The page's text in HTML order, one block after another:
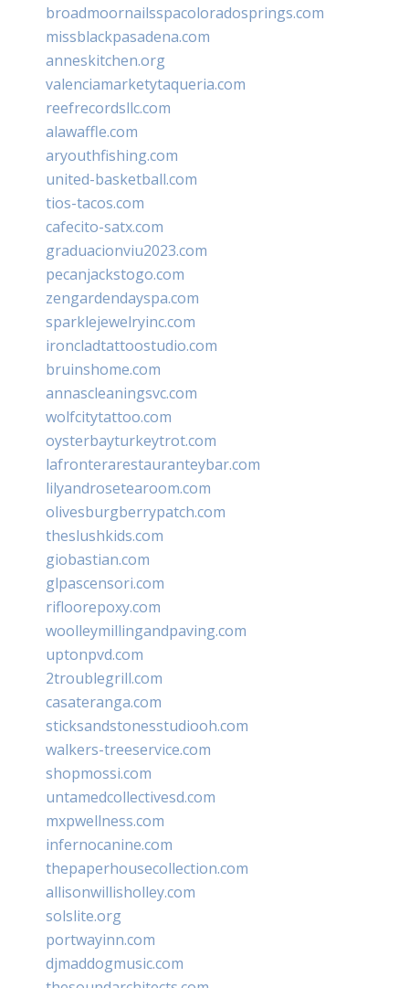
broadmoornailsspacoloradosprings.com
missblackpasadena.com
anneskitchen.org
valenciamarketytaqueria.com
reefrecordsllc.com
alawaffle.com
aryouthfishing.com
united-basketball.com
tios-tacos.com
cafecito-satx.com
graduacionviu2023.com
pecanjackstogo.com
zengardendayspa.com
sparklejewelryinc.com
ironcladtattoostudio.com
bruinshome.com
annascleaningsvc.com
wolfcitytattoo.com
oysterbayturkeytrot.com
lafronterarestauranteybar.com
lilyandrosetearoom.com
olivesburgberrypatch.com
theslushkids.com
giobastian.com
glpascensori.com
rifloorepoxy.com
woolleymillingandpaving.com
uptonpvd.com
2troublegrill.com
casateranga.com
sticksandstonesstudiooh.com
walkers-treeservice.com
shopmossi.com
untamedcollectivesd.com
mxpwellness.com
infernocanine.com
thepaperhousecollection.com
allisonwillisholley.com
solslite.org
portwayinn.com
djmaddogmusic.com